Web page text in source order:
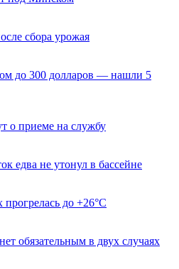
сбора урожая
до 300 долларов — нашли 5
о приеме на службу
едва не утонул в бассейне
до +26°C
обязательным в двух случаях